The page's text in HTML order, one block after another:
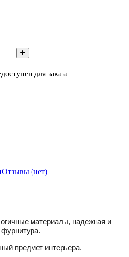
для заказа
Отзывы (нет)
материалы, надежная и
предмет интерьера.